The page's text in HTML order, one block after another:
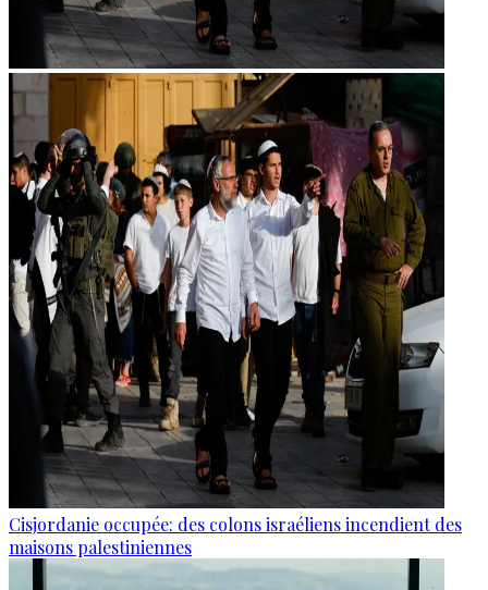
Cisjordanie occupée: des colons israéliens incendient des
maisons palestiniennes